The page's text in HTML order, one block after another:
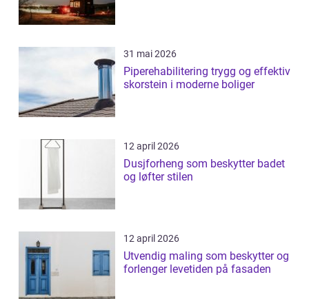
31 mai 2026
Piperehabilitering trygg og effektiv
skorstein i moderne boliger
12 april 2026
Dusjforheng som beskytter badet
og løfter stilen
12 april 2026
Utvendig maling som beskytter og
forlenger levetiden på fasaden